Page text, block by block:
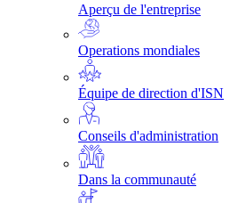
Aperçu de l'entreprise
Operations mondiales
Équipe de direction d'ISN
Conseils d'administration
Dans la communauté